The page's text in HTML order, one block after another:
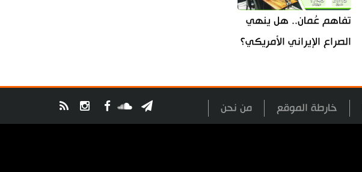
تفاهم عُمان.. هل ينهي
الصراع الإيراني الأمريكي؟
خارطة الموقع من نحن